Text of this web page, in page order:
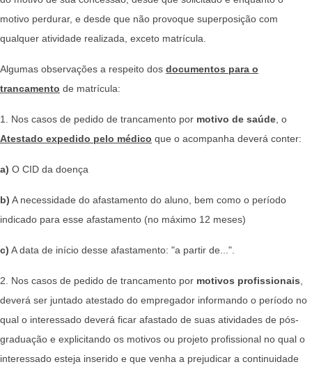
motivo perdurar, e desde que não provoque superposição com
qualquer atividade realizada, exceto matrícula.
Algumas observações a respeito dos documentos para o
trancamento de matrícula:
1. Nos casos de pedido de trancamento por motivo de saúde , o
Atestado expedido pelo médico que o acompanha deverá conter:
a) O CID da doença
b) A necessidade do afastamento do aluno, bem como o período
indicado para esse afastamento (no máximo 12 meses)
c) A data de início desse afastamento: "a partir de...".
2. Nos casos de pedido de trancamento por motivos profissionais
deverá ser juntado atestado do empregador informando o período no
qual o interessado deverá ficar afastado de suas atividades de pós-
graduação e explicitando os motivos ou projeto profissional no qual o
interessado esteja inserido e que venha a prejudicar a continuidade